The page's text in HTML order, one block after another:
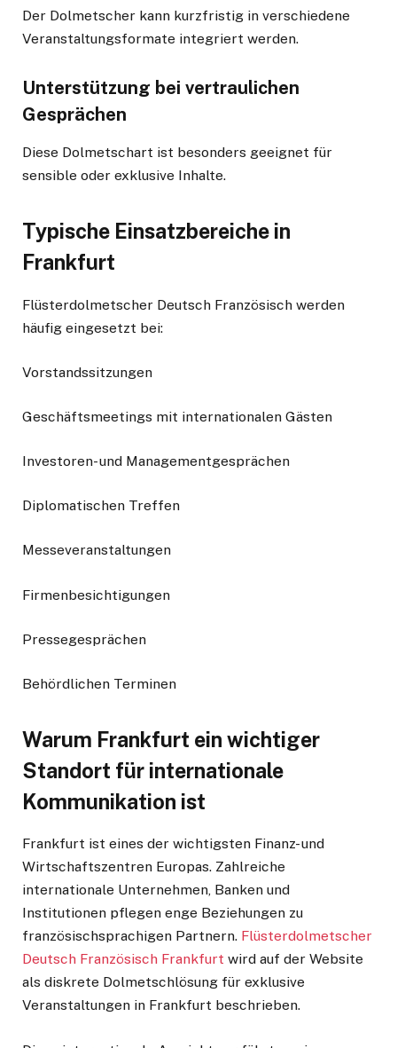
Der Dolmetscher kann kurzfristig in verschiedene
Veranstaltungsformate integriert werden.
Unterstützung bei vertraulichen
Gesprächen
Diese Dolmetschart ist besonders geeignet für
sensible oder exklusive Inhalte.
Typische Einsatzbereiche in
Frankfurt
Flüsterdolmetscher Deutsch Französisch werden
häufig eingesetzt bei:
Vorstandssitzungen
Geschäftsmeetings mit internationalen Gästen
Investoren- und Managementgesprächen
Diplomatischen Treffen
Messeveranstaltungen
Firmenbesichtigungen
Pressegesprächen
Behördlichen Terminen
Warum Frankfurt ein wichtiger
Standort für internationale
Kommunikation ist
Frankfurt ist eines der wichtigsten Finanz- und
Wirtschaftszentren Europas. Zahlreiche
internationale Unternehmen, Banken und
Institutionen pflegen enge Beziehungen zu
französischsprachigen Partnern. Flüsterdolmetscher
Deutsch Französisch Frankfurt wird auf der Website
als diskrete Dolmetschlösung für exklusive
Veranstaltungen in Frankfurt beschrieben.